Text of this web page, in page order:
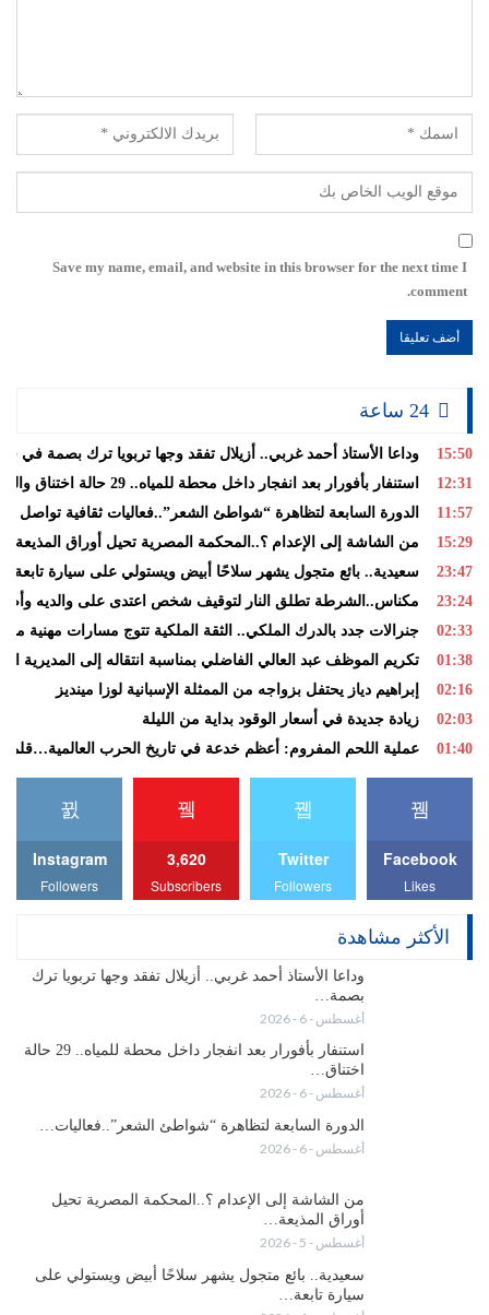
Save my name, email, and website in this browser for the next time I
comment.
15:50
وداعا الأستاذ أحمد غربي.. أزيلال تفقد وجها تربويا ترك بصمة في
12:31
استنفار بأفورار بعد انفجار داخل محطة للمياه.. 29 حالة اختناق والساكنة تغادر منازلها خوفاً من الغاز
11:57
الدورة السابعة لتظاهرة “شواطئ الشعر”..فعاليات ثقافية تواصل
15:29
من الشاشة إلى الإعدام ؟..المحكمة المصرية تحيل أوراق المذيعة
23:47
سعيدية.. بائع متجول يشهر سلاحًا أبيض ويستولي على سيارة تابعة
23:24
مكناس..الشرطة تطلق النار لتوقيف شخص اعتدى على والديه
02:33
جنرالات جدد بالدرك الملكي.. الثقة الملكية تتوج مسارات مهنية
01:38
تكريم الموظف عبد العالي الفاضلي بمناسبة انتقاله إلى المديرية
02:16
إبراهيم دياز يحتفل بزواجه من الممثلة الإسبانية لوزا مينديز
02:03
زيادة جديدة في أسعار الوقود بداية من الليلة
01:40
عملية اللحم المفروم: أعظم خدعة في تاريخ الحرب العالمية…قلم
Facebook
Likes
Twitter
Followers
3,620
Subscribers
Instagram
Followers
الأكثر مشاهدة
وداعا الأستاذ أحمد غربي.. أزيلال تفقد وجها تربويا ترك
بصمة…
أغسطس - 6 - 2026
استنفار بأفورار بعد انفجار داخل محطة للمياه.. 29 حالة
اختناق…
أغسطس - 6 - 2026
الدورة السابعة لتظاهرة “شواطئ الشعر”..فعاليات…
أغسطس - 6 - 2026
من الشاشة إلى الإعدام ؟..المحكمة المصرية تحيل
أوراق المذيعة…
أغسطس - 5 - 2026
سعيدية.. بائع متجول يشهر سلاحًا أبيض ويستولي على
سيارة تابعة…